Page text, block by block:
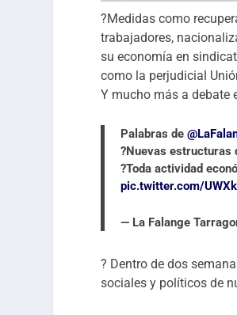
?Medidas como
trabajadores,
su economía en
como la perjudicial
Y mucho más a debate
Palabras de
?Nuevas estructuras
?Toda actividad
pic.twitter.com/
— La Falange
? Dentro de dos
sociales y políticos de